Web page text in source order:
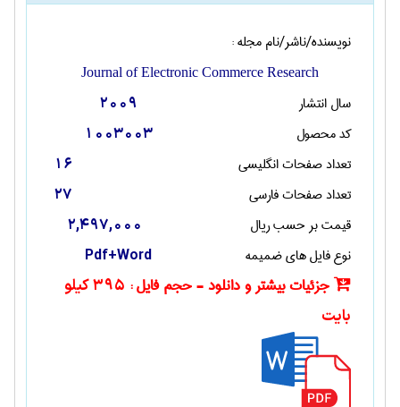
نویسنده/ناشر/نام مجله :
Journal of Electronic Commerce Research
سال انتشار 2009
کد محصول 1003003
تعداد صفحات انگليسی 16
تعداد صفحات فارسی 27
قیمت بر حسب ریال 2,497,000
نوع فایل های ضمیمه Pdf+Word
جزئیات بیشتر و دانلود - حجم فایل :
395 کیلو
بایت